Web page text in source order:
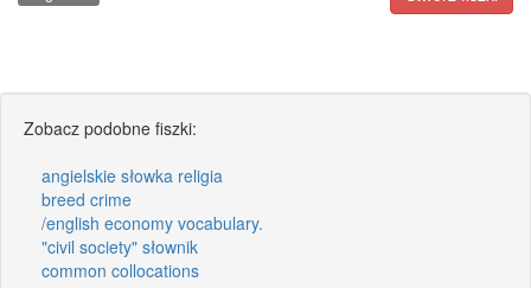
Zobacz podobne fiszki:
angielskie słowka religia
breed crime
/english economy vocabulary.
"civil society" słownik
common collocations